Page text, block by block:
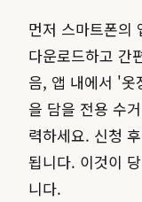
먼저 스마트폰
다운로드하고 간
음, 앱 내에서 '옷
을 담을 전용 수
력하세요. 신청
됩니다. 이것이
니다.